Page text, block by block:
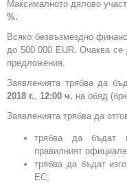
Максималното дялово
%.
Всяко безвъзмездно
до 500 000 EUR. Очаква се
предложения.
Заявленията трябва да
2018 г.
12:00 ч. на обяд
Заявленията трябва да
трябва да бъдат
правилният
трябва да бъдат
ЕС;